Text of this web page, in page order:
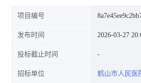
项目编号
发布时间 2026-03-27
投标截止时间
招标单位 鹤山市人民医